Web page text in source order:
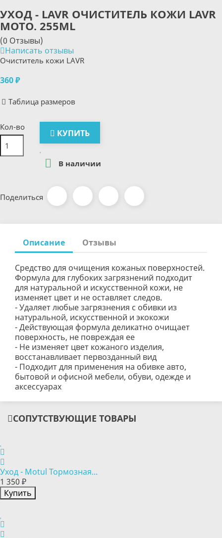
УХОД - LAVR ОЧИСТИТЕЛЬ КОЖИ LAVR
MOTO. 255ML
(0 Отзывы)
Написать отзывы
Очиститель кожи LAVR
360 ₽
Таблица размеров
Кол-во
КУПИТЬ
 В наличии
Поделиться
Описание Отзывы
Средство для очищения кожаных поверхностей.
Формула для глубоких загрязнений подходит
для натуральной и искусственной кожи, не
изменяет цвет и не оставляет следов.
- Удаляет любые загрязнения с обивки из
натуральной, искусственной и экокожи
- Действующая формула деликатно очищает
поверхность, не повреждая ее
- Не изменяет цвет кожаного изделия,
восстанавливает первозданный вид
- Подходит для применения на обивке авто,
бытовой и офисной мебели, обуви, одежде и
аксессуарах
СОПУТСТВУЮЩИЕ ТОВАРЫ
Уход - Motul Тормозная...
1 350 ₽
Купить